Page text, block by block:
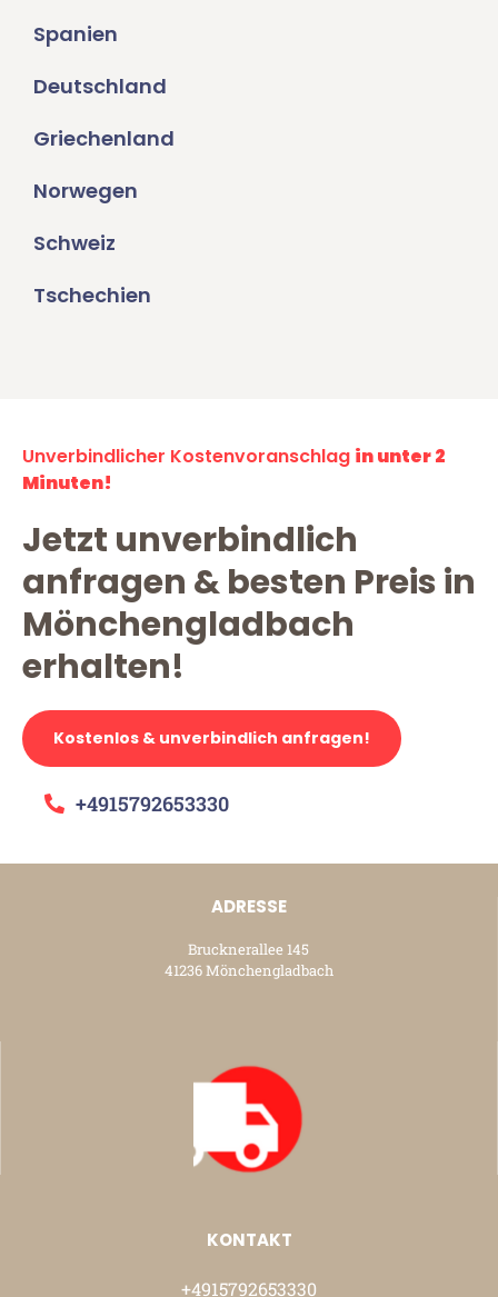
Spanien
Deutschland
Griechenland
Norwegen
Schweiz
Tschechien
Unverbindlicher Kostenvoranschlag in unter 2
Minuten!
Jetzt unverbindlich
anfragen & besten Preis in
Mönchengladbach
erhalten!
Kostenlos & unverbindlich anfragen!
+4915792653330
ADRESSE
Brucknerallee 145
41236 Mönchengladbach
KONTAKT
+4915792653330